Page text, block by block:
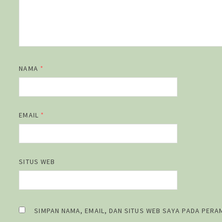
NAMA *
EMAIL *
SITUS WEB
SIMPAN NAMA, EMAIL, DAN SITUS WEB SAYA PADA